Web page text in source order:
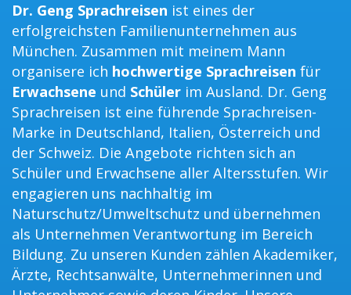
Dr. Geng Sprachreisen ist eines der
erfolgreichsten Familienunternehmen aus
München. Zusammen mit meinem Mann
organisere ich hochwertige Sprachreisen für
Erwachsene und Schüler im Ausland. Dr. Geng
Sprachreisen ist eine führende Sprachreisen-
Marke in Deutschland, Italien, Österreich und
der Schweiz. Die Angebote richten sich an
Schüler und Erwachsene aller Altersstufen. Wir
engagieren uns nachhaltig im
Naturschutz/Umweltschutz und übernehmen
als Unternehmen Verantwortung im Bereich
Bildung. Zu unseren Kunden zählen Akademiker,
Ärzte, Rechtsanwälte, Unternehmerinnen und